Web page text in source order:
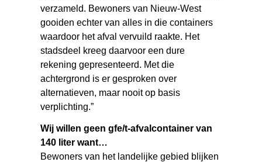
verzameld. Bewoners van Nieuw-West
gooiden echter van alles in die containers
waardoor het afval vervuild raakte. Het
stadsdeel kreeg daarvoor een dure
rekening gepresenteerd. Met die
achtergrond is er gesproken over
alternatieven, maar nooit op basis
verplichting.”
Wij willen geen gfe/t-afvalcontainer van
140 liter want…
Bewoners van het landelijke gebied blijken